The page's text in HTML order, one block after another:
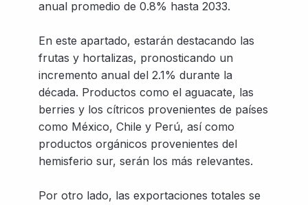
anual promedio de 0.8% hasta 2033.
En este apartado, estarán destacando las
frutas y hortalizas, pronosticando un
incremento anual del 2.1% durante la
década. Productos como el aguacate, las
berries y los cítricos provenientes de países
como México, Chile y Perú, así como
productos orgánicos provenientes del
hemisferio sur, serán los más relevantes.
Por otro lado, las exportaciones totales se